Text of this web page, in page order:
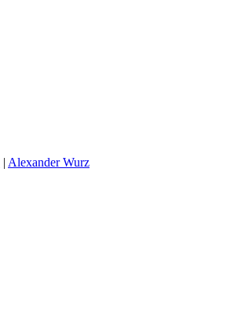
| Alexander Wurz